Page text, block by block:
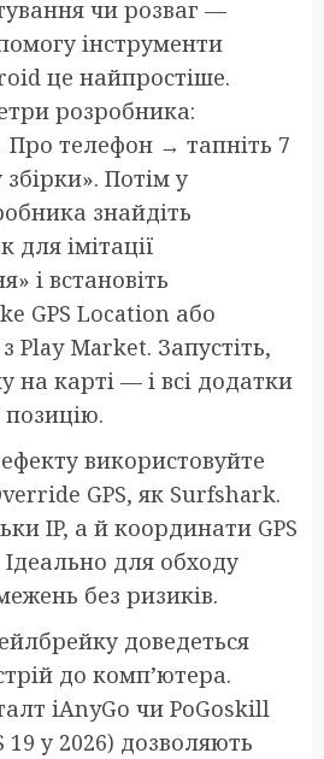
чи розваг —
інструменти
це найпростіше.
розробника:
телефон → тапніть 7
Потім у
знайдіть
для імітації
і встановіть
GPS Location або
Play Market. Запустіть,
на карті — і всі додатки
використовуйте
GPS, як Surfshark.
IP, а й координати GPS
Ідеально для обходу
без ризиків.
доведеться
до комп’ютера.
iAnyGo чи PoGoskill
19 у 2026) дозволяють